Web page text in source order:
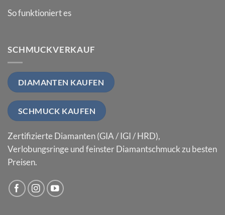
So funktioniert es
SCHMUCKVERKAUF
DIAMANTEN KAUFEN
SCHMUCK KAUFEN
Zertifizierte Diamanten (GIA / IGI / HRD),
Verlobungsringe und feinster Diamantschmuck zu besten
Preisen.